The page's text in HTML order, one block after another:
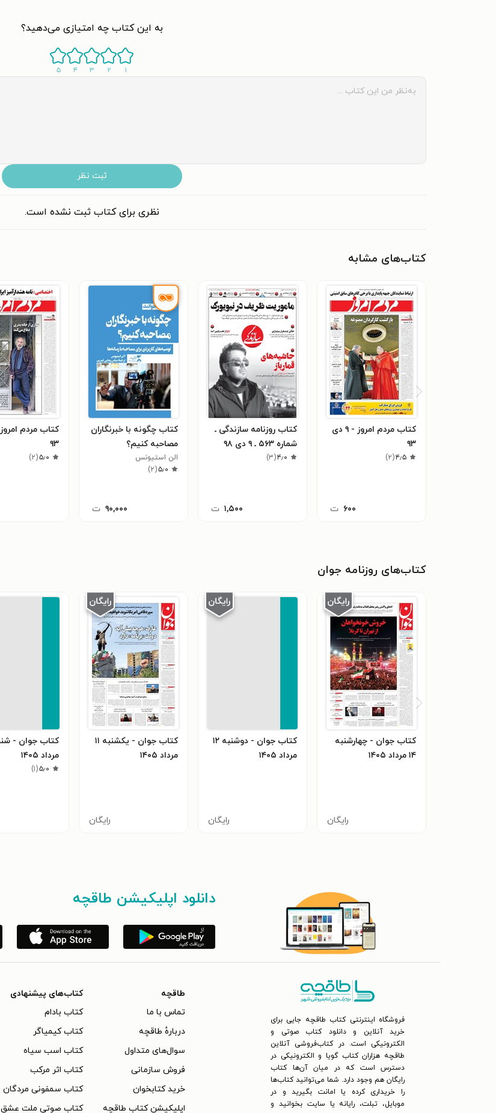
به این کتاب چه امتیازی می‌دهید؟
۱ ۲ ۳ ۴ ۵
ثبت نظر
نظری برای کتاب ثبت نشده است.
کتاب‌های مشابه
کتاب مردم امروز - ۹ دی
۹۳
۴٫۵(۲)
۶۰۰ ت
کتاب روزنامه سازندگی ـ
شماره ۵۶۳ ـ ۹ دی ۹۸
۴٫۰(۳)
۱,۵۰۰ ت
کتاب چگونه با خبرنگاران
مصاحبه کنیم؟
الن استیونس
۵٫۰(۲)
۹۰,۰۰۰ ت
۹۳
۵٫۰(۲)
کتاب‌های روزنامه جوان
کتاب جوان - چهارشنبه
۱۴ مرداد ۱۴۰۵
رایگان
کتاب جوان - دوشنبه ۱۲
مرداد ۱۴۰۵
رایگان
کتاب جوان - يکشنبه ۱۱
مرداد ۱۴۰۵
رایگان
مرداد ۱۴۰۵
۵٫۰(۱)
دانلود اپلیکیشن طاقچه
فروشگاه اینترنتی کتاب طاقچه جایی برای
خرید آنلاین و دانلود کتاب صوتی و
الکترونیکی است. در کتاب‌فروشی آنلاین
طاقچه هزاران کتاب گویا و الکترونیکی در
دسترس است که در میان آن‌ها کتاب
رایگان هم وجود دارد. شما می‌توانید کتاب‌ها
را خریداری کرده یا امانت بگیرید و در
موبایل، تبلت، رایانه یا سایت بخوانید و
طاقچه
تماس با ما
دربارهٔ طاقچه
سوال‌های متداول
فروش سازمانی
خرید کتابخوان
اپلیکیشن کتاب طاقچه
کتاب‌های پیشنهادی
کتاب بادام
کتاب کیمیاگر
کتاب اسب سیاه
کتاب اثر مرکب
کتاب سمفونی مردگان
کتاب صوتی ملت عشق